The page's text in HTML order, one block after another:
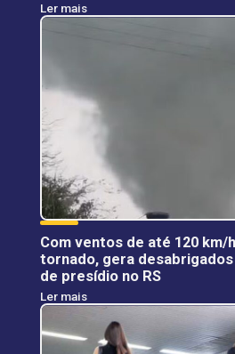
Ler mais
Com ventos de até 120
tornado, gera
de presídio no RS
Ler mais